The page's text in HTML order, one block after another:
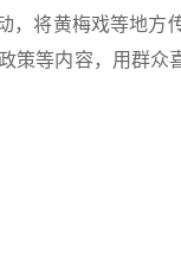
，将黄梅戏等地
策等内容，用群